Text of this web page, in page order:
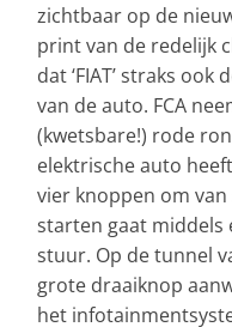
zichtbaar op de
print van de redelijk
dat ‘FIAT’ straks
van de auto. FCA
(kwetsbare!) rode
elektrische auto
vier knoppen om
starten gaat middels
stuur. Op de tunnel
grote draaiknop
het